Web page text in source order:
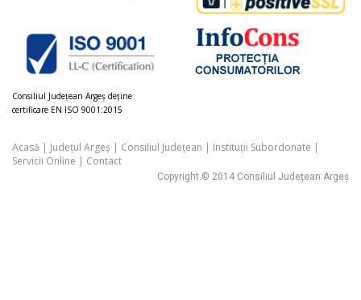
Consiliul Judeţean Argeș deţine
certificare EN ISO 9001:2015
Acasă | Județul Argeș | Consiliul Județean | Instituții Subordonate |
Servicii Online | Contact
Copyright © 2014 Consiliul Județean Argeș